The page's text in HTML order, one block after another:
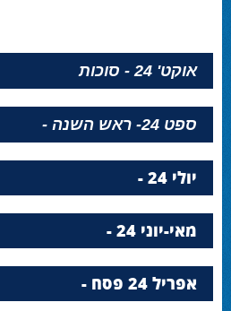
אוקט' 24 - סוכות
ספט 24- ראש השנה -
יולי 24 -
מאי-יוני 24 -
אפריל 24 פסח -